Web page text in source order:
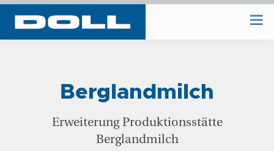
WIR PLANENBerglandmilch
Erweiterung Produktionsstätte
Berglandmilch